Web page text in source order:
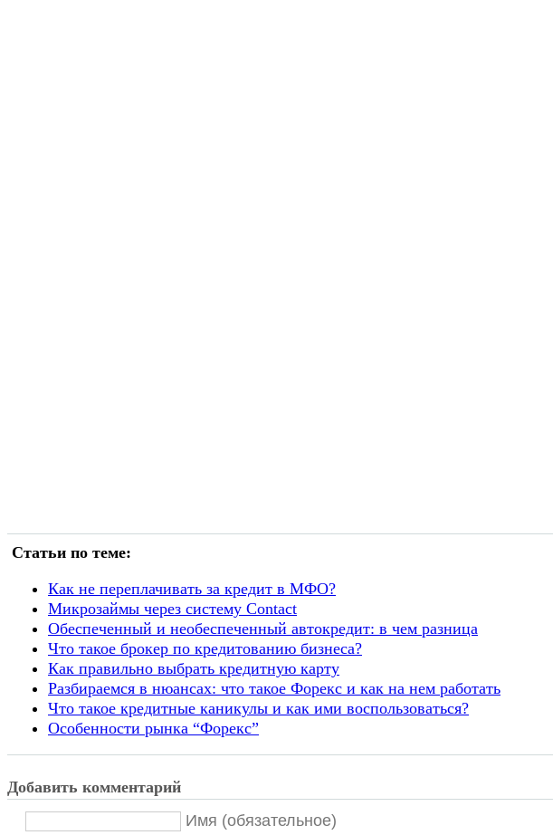
Статьи по теме:
Как не переплачивать за кредит в МФО?
Микрозаймы через систему Contact
Обеспеченный и необеспеченный автокредит: в чем разница
Что такое брокер по кредитованию бизнеса?
Как правильно выбрать кредитную карту
Разбираемся в нюансах: что такое Форекс и как на нем работать
Что такое кредитные каникулы и как ими воспользоваться?
Особенности рынка​ “Форекс”
Добавить комментарий
Имя (обязательное)